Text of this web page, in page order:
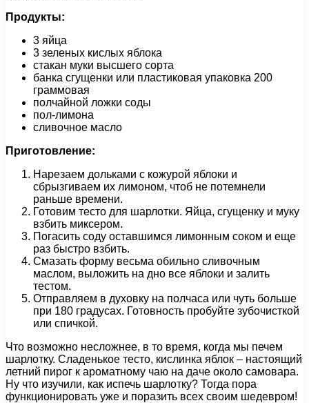
Продукты:
3 яйца
3 зеленых кислых яблока
стакан муки высшего сорта
банка сгущенки или пластиковая упаковка 200
граммовая
полчайной ложки соды
пол-лимона
сливочное масло
Приготовление:
Нарезаем дольками с кожурой яблоки и
сбрызгиваем их лимоном, чтоб не потемнели
раньше времени.
Готовим тесто для шарлотки. Яйца, сгущенку и муку
взбить миксером.
Погасить соду оставшимся лимонным соком и еще
раз быстро взбить.
Смазать форму весьма обильно сливочным
маслом, выложить на дно все яблоки и залить
тестом.
Отправляем в духовку на полчаса или чуть больше
при 180 градусах. Готовность пробуйте зубочисткой
или спичкой.
Что возможно несложнее, в то время, когда мы печем
шарлотку. Сладенькое тесто, кислинка яблок – настоящий
летний пирог к ароматному чаю на даче около самовара.
Ну что изучили, как испечь шарлотку? Тогда пора
функционировать уже и поразить всех своим шедевром!